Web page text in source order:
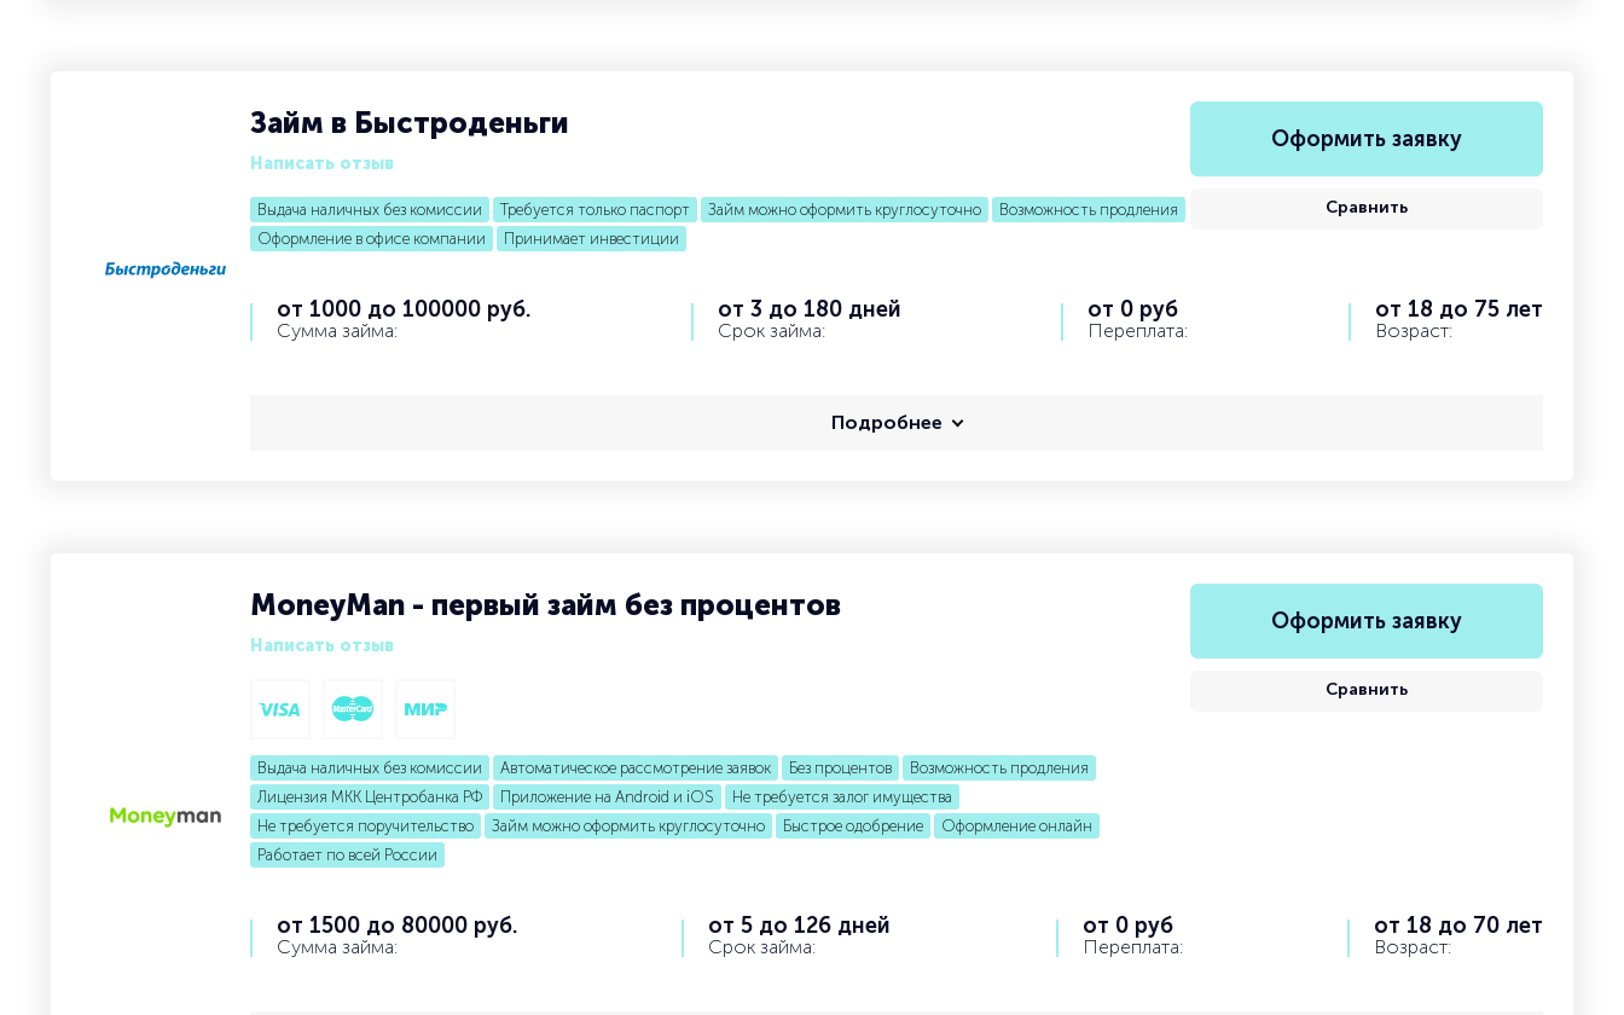
Займ в Быстроденьги
Написать отзыв
Выдача наличных без комиссии Требуется только паспорт Займ можно оформить круглосуточно
Возможность продления
Оформление в офисе компании
Принимает инвестиции
Оформить заявку
Сравнить
от 1000 до 100000 руб.
Сумма займа:
от 3 до 180 дней
Срок займа:
от 0 руб
Переплата:
от 18 до 75 лет
Возраст:
Подробнее
MoneyMan - первый займ без процентов
Написать отзыв
Выдача наличных без комиссии Автоматическое рассмотрение заявок Без процентов
Возможность продления
Лицензия МКК Центробанка РФ
Приложение на Android и iOS
Не требуется залог имущества
Не требуется поручительство
Займ можно оформить круглосуточно Быстрое одобрение
Оформление онлайн
Работает по всей России
Оформить заявку
Сравнить
от 1500 до 80000 руб.
Сумма займа:
от 5 до 126 дней
Срок займа:
от 0 руб
Переплата:
от 18 до 70 лет
Возраст: